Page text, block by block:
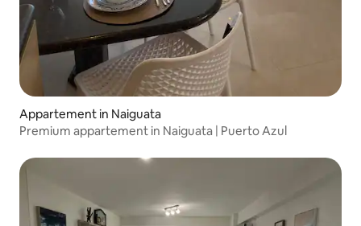
Appartement in Naiguata
Premium appartement in Naiguata | Puerto Azul